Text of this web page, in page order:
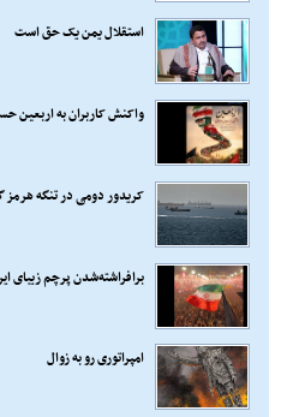
استقلال یمن یک حق است
واکنش کاربران به اربعین
کریدور دومی در تنگه
برافراشته‌شدن پرچم زیبای
امپراتوری رو به زوال